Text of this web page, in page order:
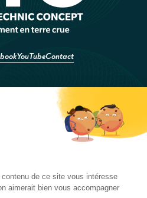
YouTubeContact
la terre crue dans les bâtiments de
pour renseigner vos dossiers
être familier avec le produit
de terre crue compressées (BTC)